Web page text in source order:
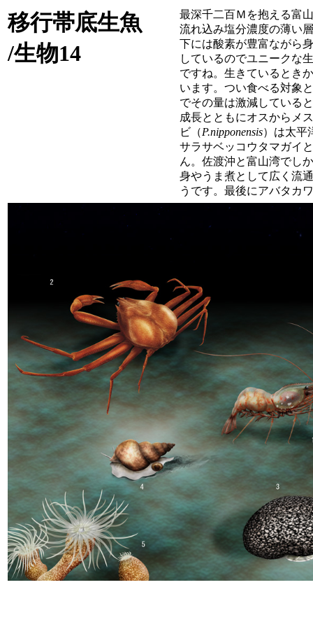
移行帯底生魚
/生物14
最深千二百Ｍを抱える富
流れ込み塩分濃度の薄い
下には酸素が豊富ながら
しているのでユニークな
ですね。生きているとき
います。つい食べる対象
でその量は激減している
成長とともにオスからメ
ビ（P.nipponensis）は太平
サラサベッコウタマガイ
ん。佐渡沖と富山湾でし
身やうま煮として広く流
うです。最後にアバタカ